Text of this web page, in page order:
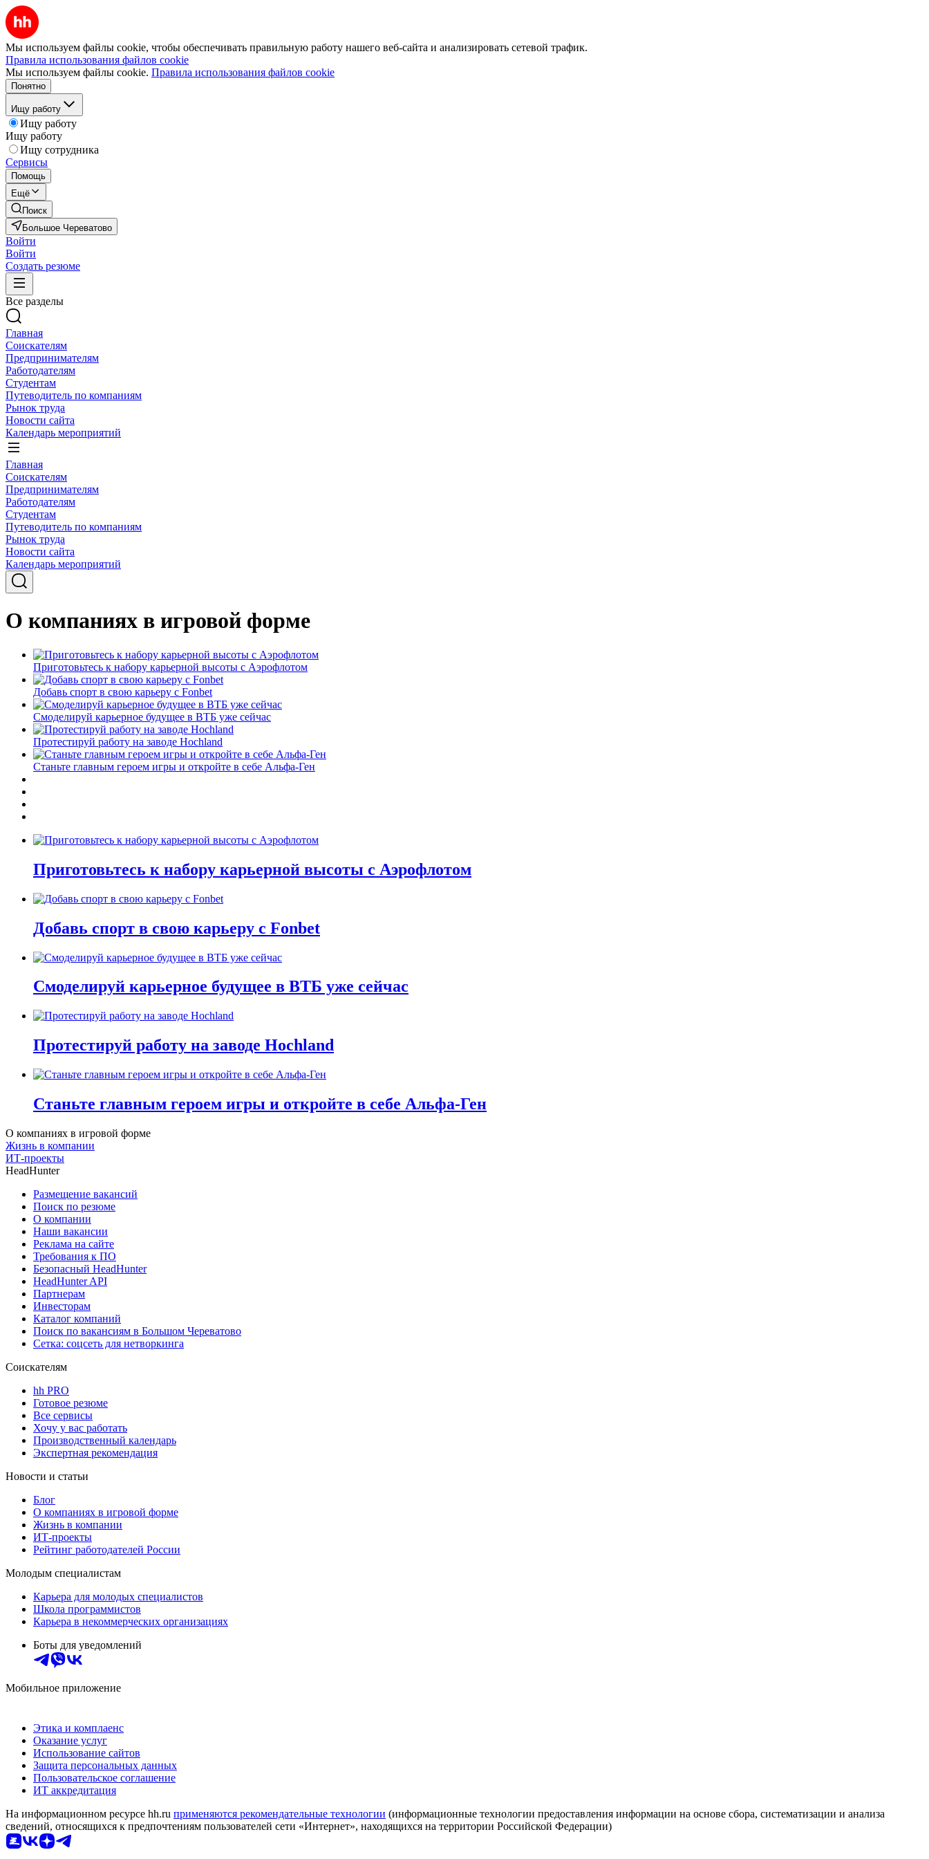
Мы используем файлы cookie, чтобы обеспечивать правильную работу нашего веб-сайта и анализировать сетевой трафик.
Правила использования файлов cookie
Мы используем файлы cookie. Правила использования файлов cookie
Понятно
Ищу работу
Ищу работу
Ищу работу
Ищу сотрудника
Сервисы
Помощь
Ещё
Поиск
Большое Череватово
Войти
Войти
Создать резюме
Все разделы
Главная
Соискателям
Предпринимателям
Работодателям
Студентам
Путеводитель по компаниям
Рынок труда
Новости сайта
Календарь мероприятий
Главная
Соискателям
Предпринимателям
Работодателям
Студентам
Путеводитель по компаниям
Рынок труда
Новости сайта
Календарь мероприятий
О компаниях в игровой форме
Приготовьтесь к набору карьерной высоты с Аэрофлотом
Добавь спорт в свою карьеру с Fonbet
Смоделируй карьерное будущее в ВТБ уже сейчас
Протестируй работу на заводе Hochland
Станьте главным героем игры и откройте в себе Альфа-Ген
Приготовьтесь к набору карьерной высоты с Аэрофлотом
Добавь спорт в свою карьеру с Fonbet
Смоделируй карьерное будущее в ВТБ уже сейчас
Протестируй работу на заводе Hochland
Станьте главным героем игры и откройте в себе Альфа-Ген
О компаниях в игровой форме
Жизнь в компании
ИТ-проекты
HeadHunter
Размещение вакансий
Поиск по резюме
О компании
Наши вакансии
Реклама на сайте
Требования к ПО
Безопасный HeadHunter
HeadHunter API
Партнерам
Инвесторам
Каталог компаний
Поиск по вакансиям в Большом Череватово
Сетка: соцсеть для нетворкинга
Соискателям
hh PRO
Готовое резюме
Все сервисы
Хочу у вас работать
Производственный календарь
Экспертная рекомендация
Новости и статьи
Блог
О компаниях в игровой форме
Жизнь в компании
ИТ-проекты
Рейтинг работодателей России
Молодым специалистам
Карьера для молодых специалистов
Школа программистов
Карьера в некоммерческих организациях
Боты для уведомлений
Мобильное приложение
Этика и комплаенс
Оказание услуг
Использование сайтов
Защита персональных данных
Пользовательское соглашение
ИТ аккредитация
На информационном ресурсе hh.ru применяются рекомендательные технологии (информационные технологии предоставления информации на основе сбора, систематизации и анализа
сведений, относящихся к предпочтениям пользователей сети «Интернет», находящихся на территории Российской Федерации)